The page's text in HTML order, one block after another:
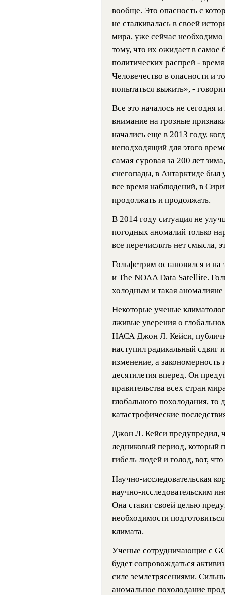
вообще. Это опасность с
не сталкивалась в своей
мира, уже сейчас необходимо
тому, что их ожидает в
политических распрей -
Человечество в опасности и
попытаться выжить», -
Все это началось не сегодня
внимание на грозные
начались еще в 2013 году,
неподходящий для этого
самая суровая за 200 лет
снегопады, в Антарктиде был
все время наблюдений, в
продолжать и продолжать.
В 2014 году ситуация не
погодных аномалий только
все перечислять нет смысла,
Гольфстрим остановился и
и The NOAA Data Satellite.
холодным и такая
Некоторые ученые
лживые уверения о
НАСА Джон Л. Кейси,
наступил радикальный сдвиг
изменение, а
десятилетия вперед. Он
правительства всех стран
глобального похолодания, то
катастрофические
Джон Л. Кейси предупредил,
ледниковый период, который
гибель людей и голод, вот,
Научно-исследовательская
научно-исследовательским
Она ставит своей целью
необходимости
климата.
Ученые сотрудничающие с
будет сопровождаться
силе землетрясениями.
аномальное похолодание